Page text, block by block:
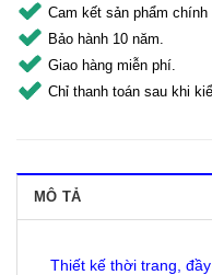
Cam kết sản phẩm chính
Bảo hành 10 năm.
Giao hàng miễn phí.
Chỉ thanh toán sau khi
MÔ TẢ
Thiết kế thời trang,